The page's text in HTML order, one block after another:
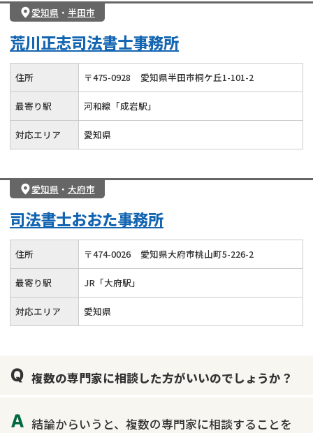
愛知県 ・ 半田市
荒川正志司法書士事務所
住所 〒475-0928 愛知県半田市桐ケ丘1-101-2
最寄り駅 河和線「成岩駅」
対応エリア 愛知県
愛知県 ・ 大府市
司法書士おおた事務所
住所 〒474-0026 愛知県大府市桃山町5-226-2
最寄り駅 JR「大府駅」
対応エリア 愛知県
複数の専門家に相談した方がいいのでしょうか？
結論からいうと、複数の専門家に相談することを